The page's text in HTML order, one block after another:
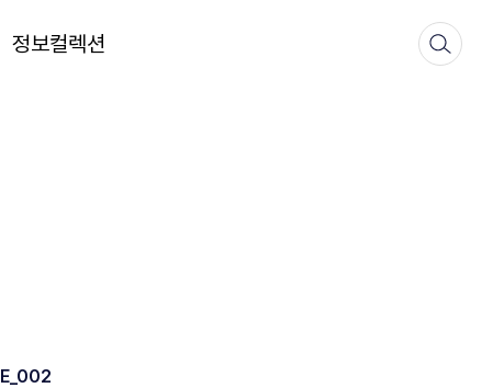
정보컬렉션
E_002